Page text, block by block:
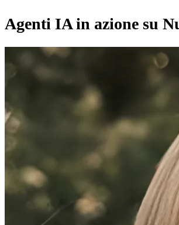
Agenti IA in azione su